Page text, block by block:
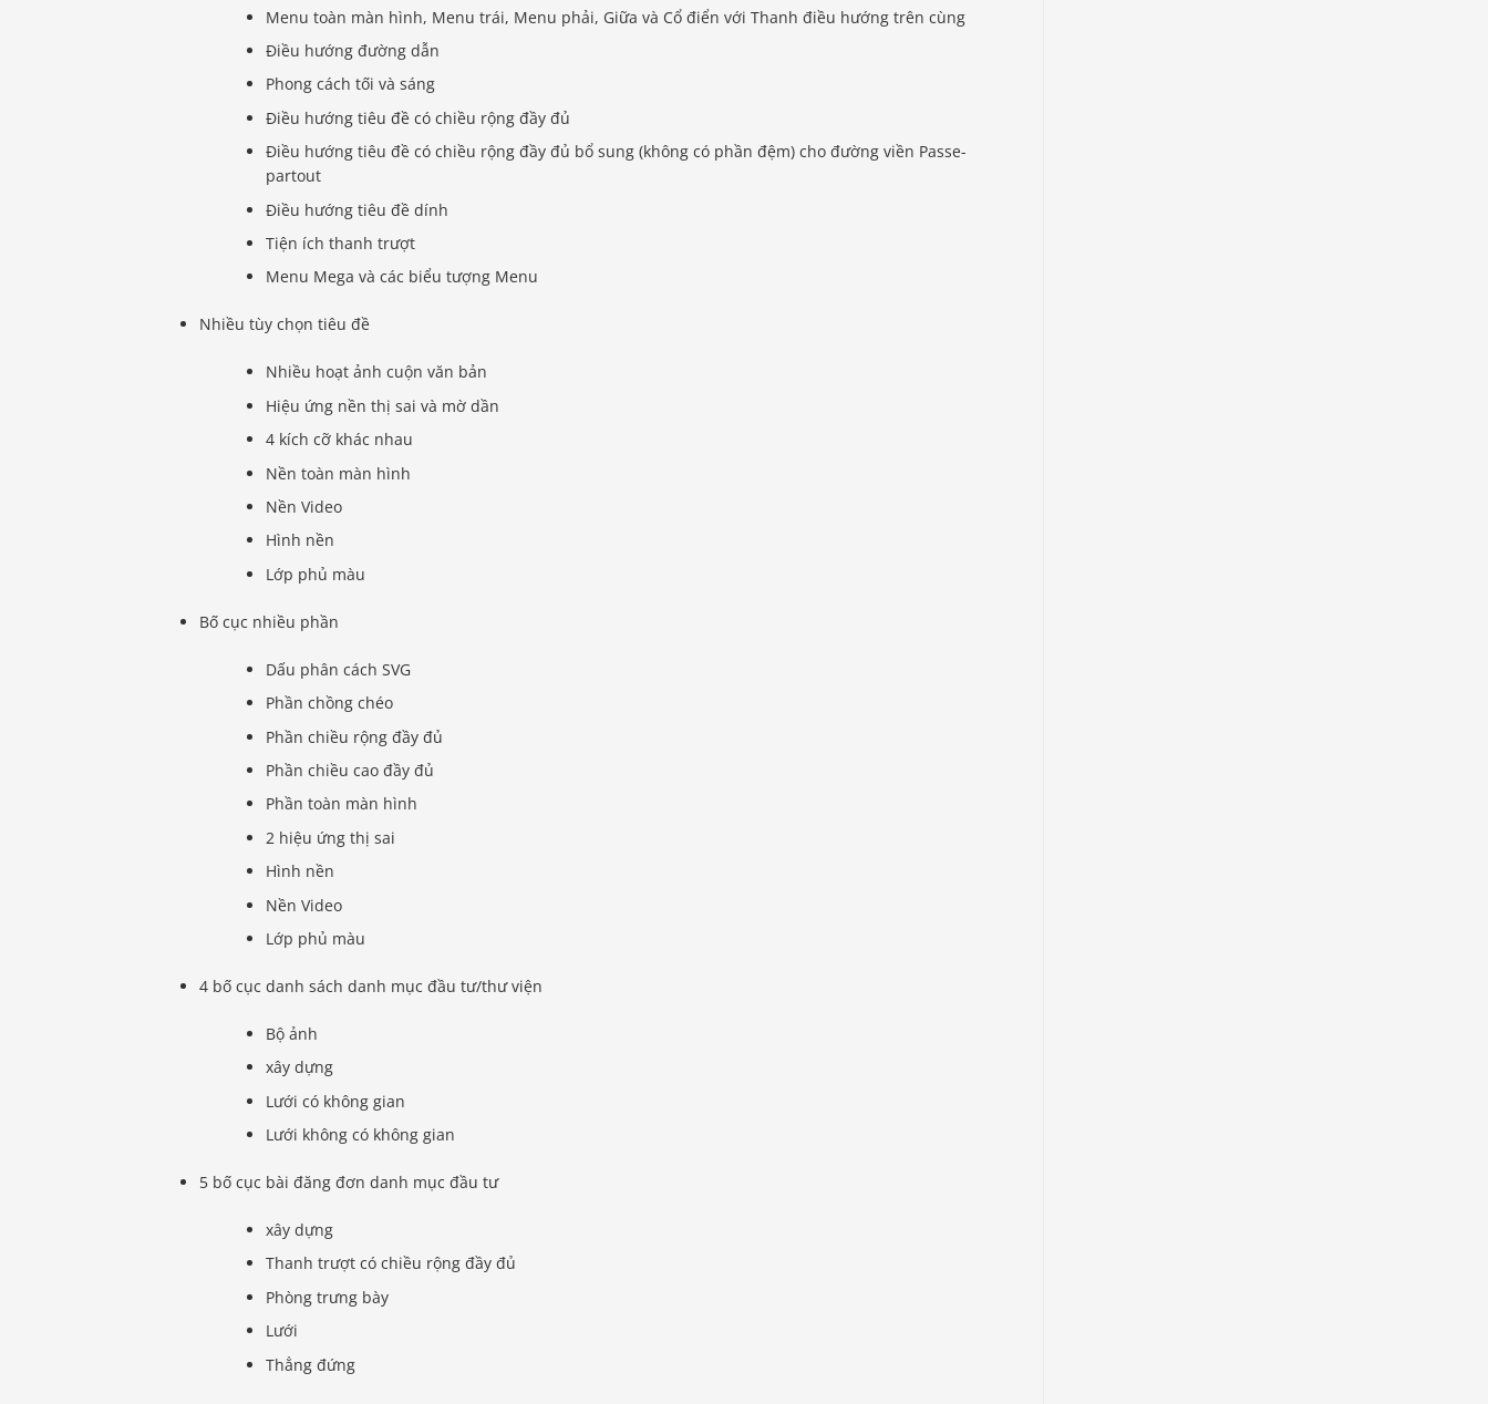
Menu toàn màn hình, Menu trái, Menu phải, Giữa và Cổ điển với Thanh điều hướng trên cùng
Điều hướng đường dẫn
Phong cách tối và sáng
Điều hướng tiêu đề có chiều rộng đầy đủ
Điều hướng tiêu đề có chiều rộng đầy đủ bổ sung (không có phần đệm) cho đường viền Passe-
partout
Điều hướng tiêu đề dính
Tiện ích thanh trượt
Menu Mega và các biểu tượng Menu
Nhiều tùy chọn tiêu đề
Nhiều hoạt ảnh cuộn văn bản
Hiệu ứng nền thị sai và mờ dần
4 kích cỡ khác nhau
Nền toàn màn hình
Nền Video
Hình nền
Lớp phủ màu
Bố cục nhiều phần
Dấu phân cách SVG
Phần chồng chéo
Phần chiều rộng đầy đủ
Phần chiều cao đầy đủ
Phần toàn màn hình
2 hiệu ứng thị sai
Hình nền
Nền Video
Lớp phủ màu
4 bố cục danh sách danh mục đầu tư/thư viện
Bộ ảnh
xây dựng
Lưới có không gian
Lưới không có không gian
5 bố cục bài đăng đơn danh mục đầu tư
xây dựng
Thanh trượt có chiều rộng đầy đủ
Phòng trưng bày
Lưới
Thẳng đứng